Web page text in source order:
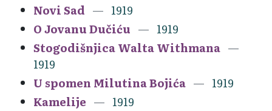
Novi Sad
1919
O Jovanu Dučiću
1919
Stogodišnjica Walta Withmana
1919
U spomen Milutina Bojića
1919
Kamelije
1919